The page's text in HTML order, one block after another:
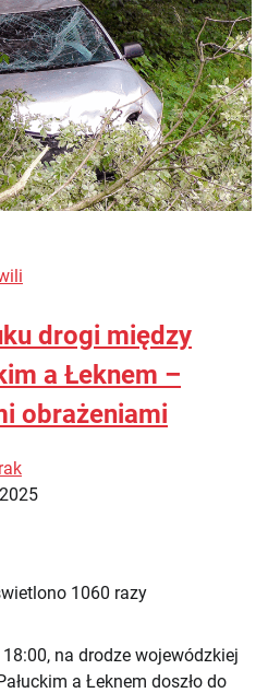
drogi między
a Łeknem –
obrażeniami
1060 razy
na drodze wojewódzkiej
a Łeknem doszło do